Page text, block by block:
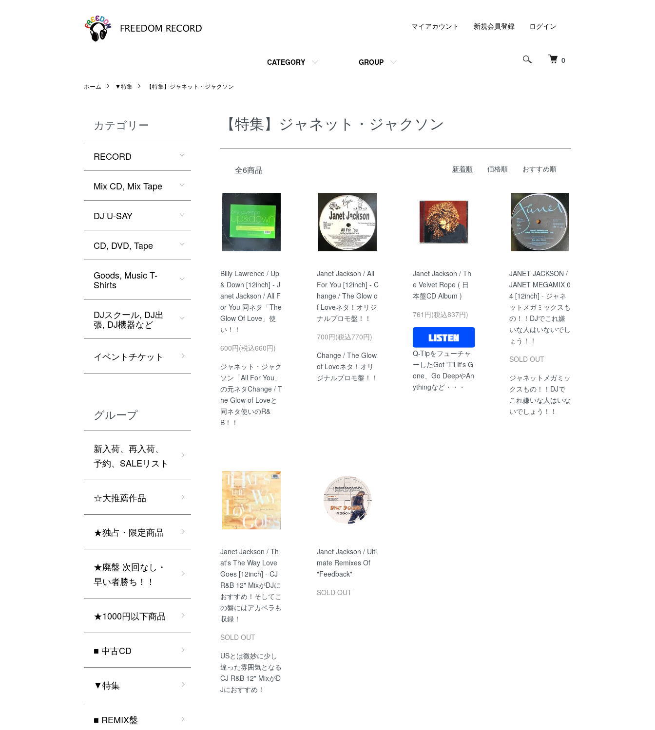
0
CATEGORY GROUP
マイアカウント 新規会員登録 ログイン
ホーム ▼特集 【特集】ジャネット・ジャクソン
【特集】ジャネット・ジャクソン
全6商品 新着順 価格順 おすすめ順
Billy Lawrence / Up
& Down [12inch] - J
anet Jackson / All F
or You 同ネタ「The
Glow Of Love」使
い！！
600円(税込660円)
ジャネット・ジャク
ソン「All For You」
の元ネタChange / T
he Glow of Loveと
同ネタ使いのR&
B！！
Janet Jackson / All
For You [12inch] - C
hange / The Glow o
f Loveネタ！オリジ
ナルプロモ盤！！
700円(税込770円)
Change / The Glow
of Loveネタ！オリ
ジナルプロモ盤！！
Janet Jackson / Th
e Velvet Rope ( 日
本盤CD Album )
761円(税込837円)
Q-Tipをフューチャ
ーしたGot 'Til It's G
one、Go DeepやAn
ythingなど・・・
JANET JACKSON /
JANET MEGAMIX 0
4 [12inch] - ジャネ
ットメガミックスも
の！！DJでこれ嫌
いな人はいないでし
ょう！！
SOLD OUT
ジャネットメガミッ
クスもの！！DJで
これ嫌いな人はいな
いでしょう！！
Janet Jackson / Th
at's The Way Love
Goes [12inch] - CJ
R&B 12" MixがDJに
おすすめ！そしてこ
の盤にはアカペラも
収録！
SOLD OUT
USとは微妙に少し
違った雰囲気となる
CJ R&B 12" MixがD
Jにおすすめ！
Janet Jackson / Ulti
mate Remixes Of
"Feedback"
SOLD OUT
カテゴリー
RECORD
Mix CD, Mix Tape
DJ U-SAY
CD, DVD, Tape
Goods, Music T-
Shirts
DJスクール, DJ出
張, DJ機器など
イベントチケット
グループ
新入荷、再入荷、
予約、SALEリスト
☆大推薦作品
★独占・限定商品
★廃盤 次回なし・
早い者勝ち！！
★1000円以下商品
■ 中古CD
▼特集
■ REMIX盤